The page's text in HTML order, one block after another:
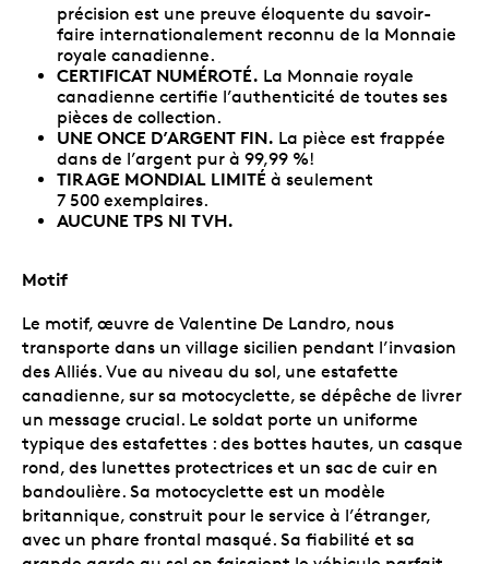
précision est une preuve éloquente du savoir-
faire internationalement reconnu de la Monnaie
royale canadienne.
CERTIFICAT NUMÉROTÉ. La Monnaie royale
canadienne certifie l’authenticité de toutes ses
pièces de collection.
UNE ONCE D’ARGENT FIN. La pièce est frappée
dans de l’argent pur à 99,99 %!
TIRAGE MONDIAL LIMITÉ à seulement
7 500 exemplaires.
AUCUNE TPS NI TVH.
Motif
Le motif, œuvre de Valentine De Landro, nous
transporte dans un village sicilien pendant l’invasion
des Alliés. Vue au niveau du sol, une estafette
canadienne, sur sa motocyclette, se dépêche de livrer
un message crucial. Le soldat porte un uniforme
typique des estafettes : des bottes hautes, un casque
rond, des lunettes protectrices et un sac de cuir en
bandoulière. Sa motocyclette est un modèle
britannique, construit pour le service à l’étranger,
avec un phare frontal masqué. Sa fiabilité et sa